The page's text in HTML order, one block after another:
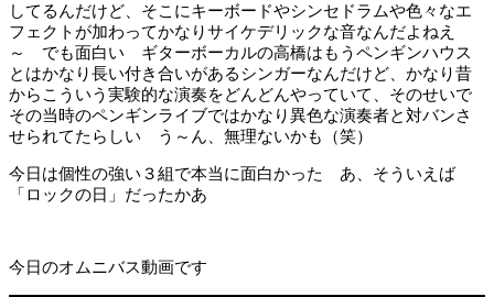
してるんだけど、そこにキーボードやシンセドラムや色々なエ
フェクトが加わってかなりサイケデリックな音なんだよねえ
～ でも面白い ギターボーカルの高橋はもうペンギンハウス
とはかなり長い付き合いがあるシンガーなんだけど、かなり昔
からこういう実験的な演奏をどんどんやっていて、そのせいで
その当時のペンギンライブではかなり異色な演奏者と対バンさ
せられてたらしい う～ん、無理ないかも（笑）
今日は個性の強い３組で本当に面白かった あ、そういえば
「ロックの日」だったかあ
今日のオムニバス動画です